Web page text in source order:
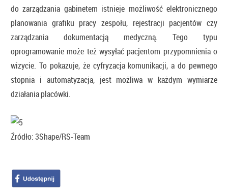
do zarządzania gabinetem istnieje możliwość elektronicznego
planowania grafiku pracy zespołu, rejestracji pacjentów czy
zarządzania dokumentacją medyczną. Tego typu
oprogramowanie może też wysyłać pacjentom przypomnienia o
wizycie. To pokazuje, że cyfryzacja komunikacji, a do pewnego
stopnia i automatyzacja, jest możliwa w każdym wymiarze
działania placówki.
Źródło: 3Shape/RS-Team